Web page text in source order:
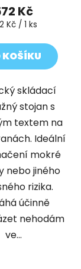
Kč
Kč / 1 ks
KOŠÍKU
skládací
stojan s
textem na
Ideální
mokré
nebo jiného
rizika.
účinně
nehodám
ve...